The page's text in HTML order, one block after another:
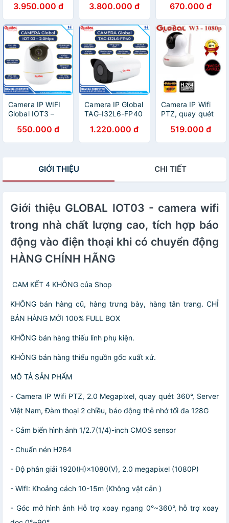
hành 24 tháng
3.950.000 đ
i32l3-FP40-W
cắm là chạy
3.800.000 đ
.bh 24 tháng
670.000 đ
Camera IP WIFI
Global IOT3 –
FullHD
550.000 đ
Camera IP Global
TAG-I32L6-FP40
1.220.000 đ
Camera IP Wifi
PTZ, quay quét
Nam, Đàm Thoại
2 Chiều, Báo
519.000 đ
GIỚI THIỆU CHI TIẾT
Giới thiệu GLOBAL IOT03 - camera wifi
trong nhà chất lượng cao, tích hợp báo
động vào điện thoại khi có chuyển động
HÀNG CHÍNH HÃNG
️️ CAM KẾT 4 KHÔNG của Shop
KHÔNG bán hàng cũ, hàng trưng bày, hàng tân trang. CHỈ
BÁN HÀNG MỚI 100% FULL BOX
KHÔNG bán hàng thiếu linh phụ kiện.
KHÔNG bán hàng thiếu nguồn gốc xuất xứ.
MÔ TẢ SẢN PHẨM
- Camera IP Wifi PTZ, 2.0 Megapixel, quay quét 360°, Server
Việt Nam, Đàm thoại 2 chiều, báo động thẻ nhớ tối đa 128G
- Cảm biến hình ảnh 1/2.7(1/4)-inch CMOS sensor
- Chuẩn nén H264
- Độ phân giải 1920(H)×1080(V), 2.0 megapixel (1080P)
- WifI: Khoảng cách 10-15m (Không vật cản )
- Góc mở hình ảnh Hỗ trợ xoay ngang 0°~360°, hỗ trợ xoay